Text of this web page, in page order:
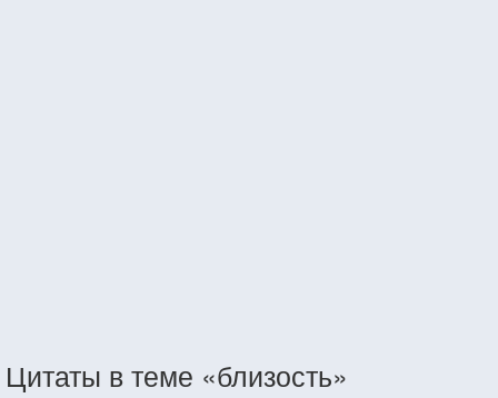
Цитаты в теме «близость»